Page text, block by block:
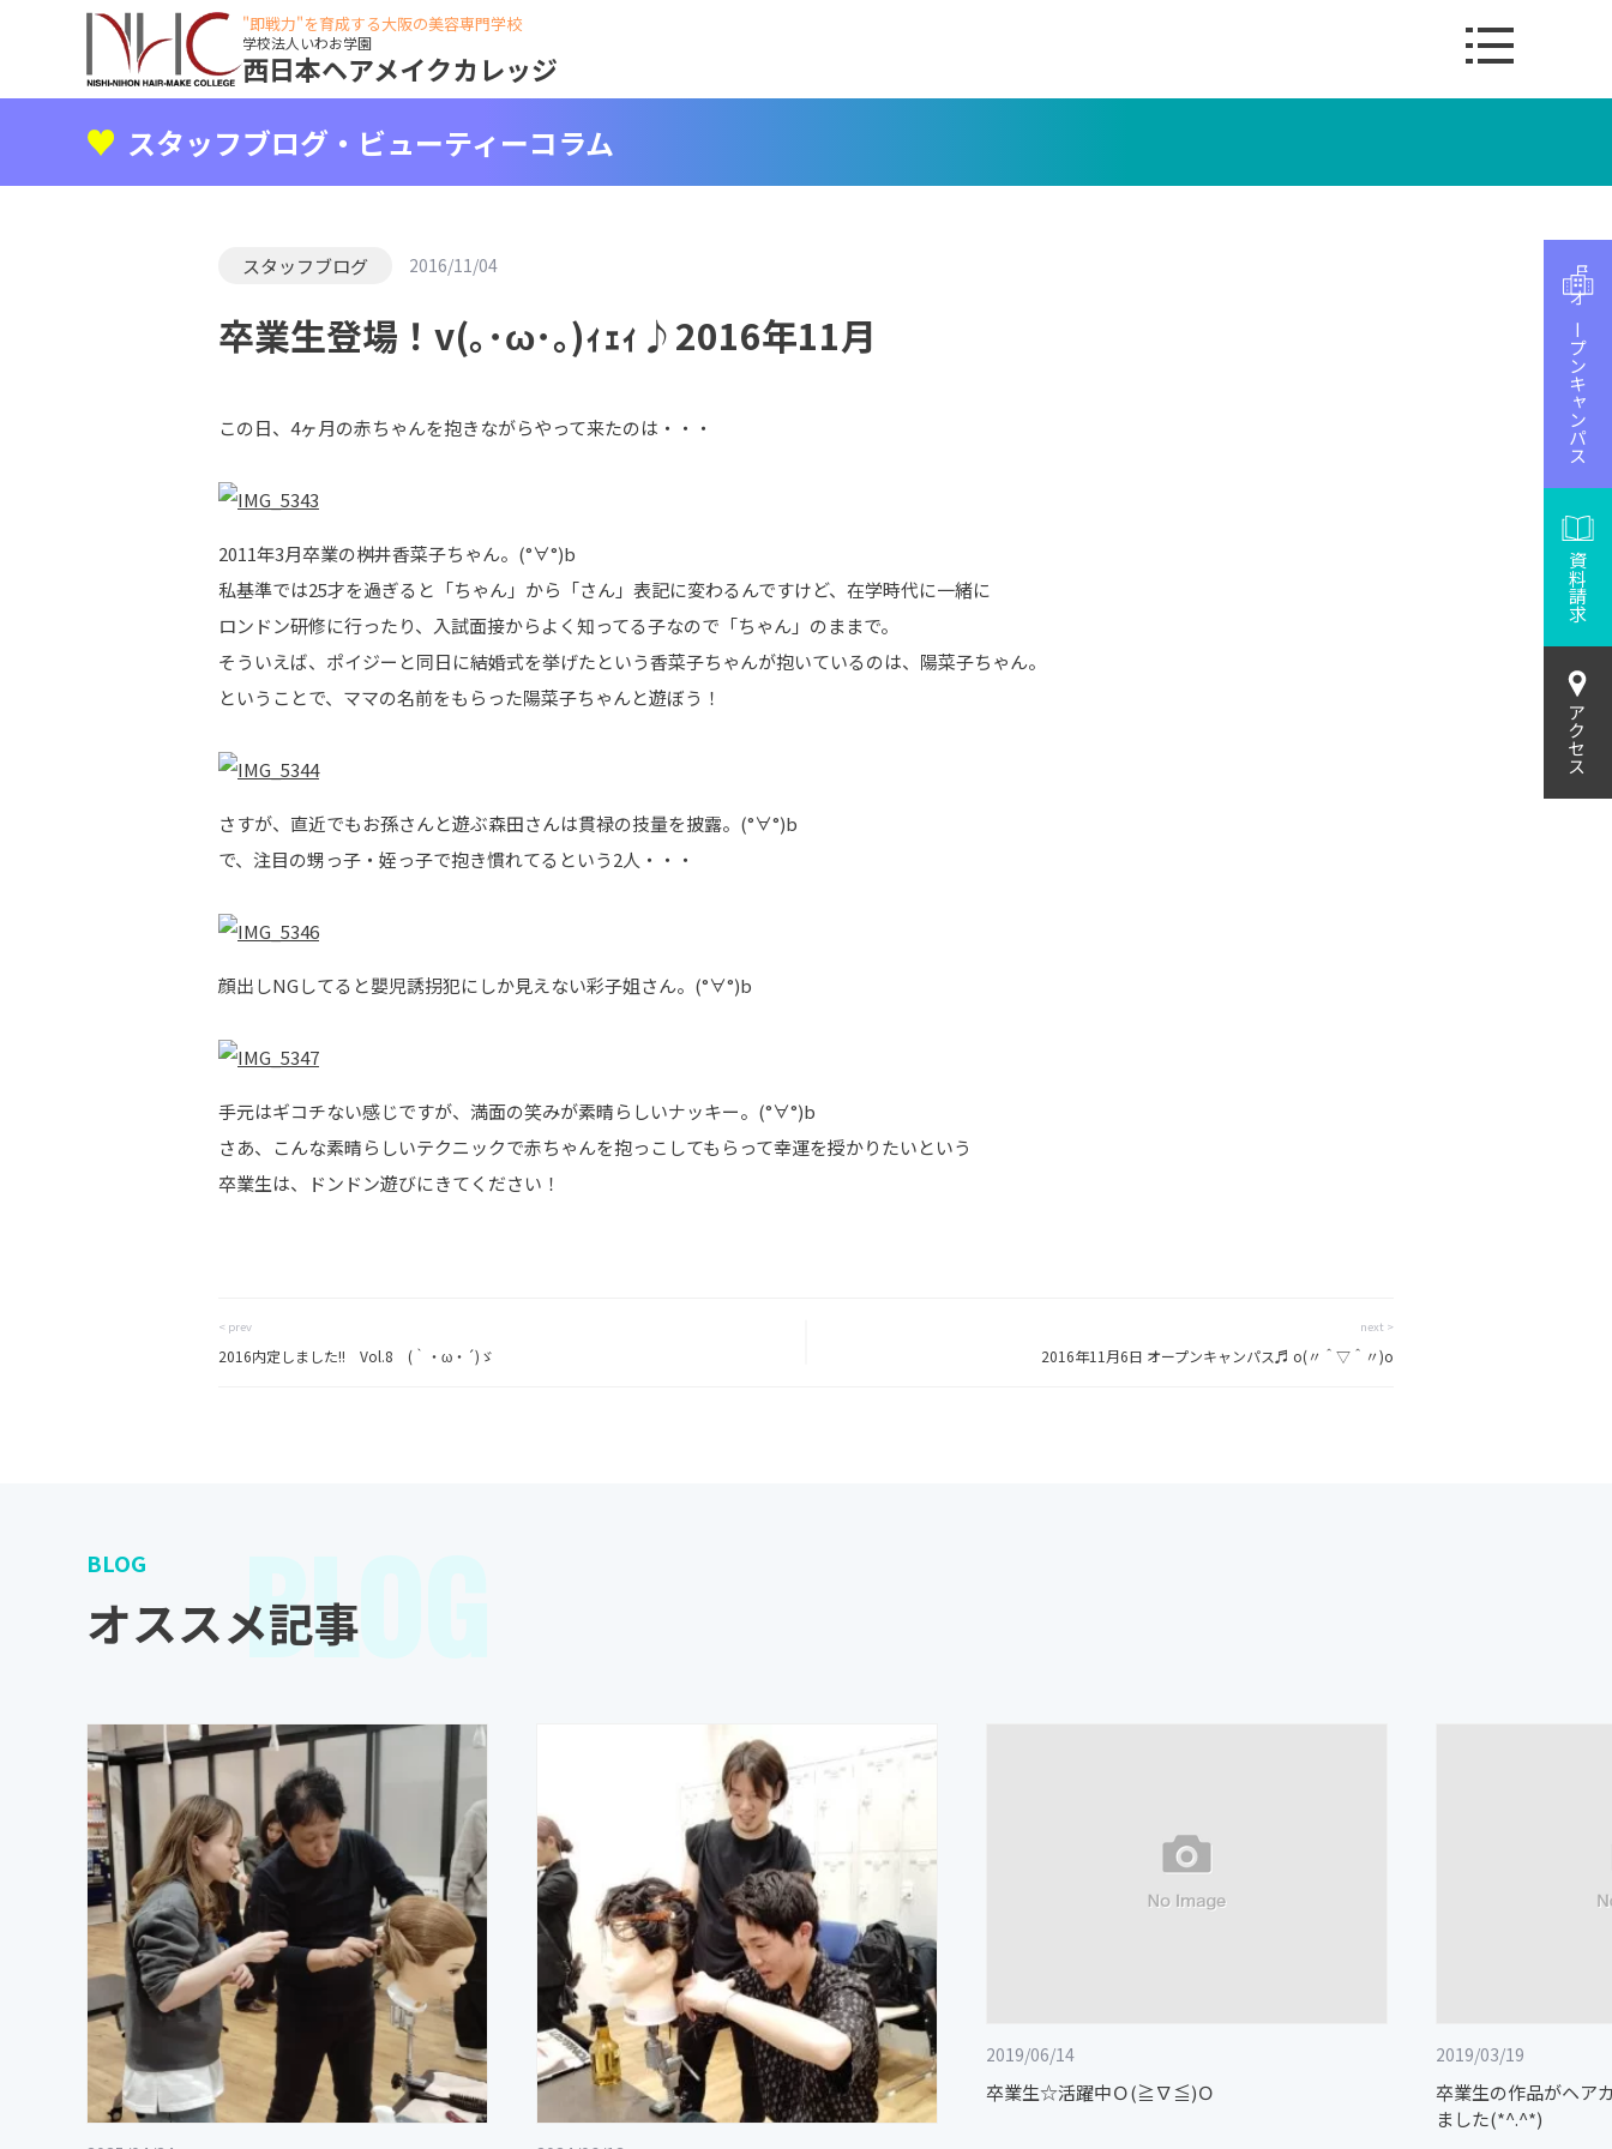
"即戦力"を育成する大阪の美容専門学校
学校法人いわお学園
西日本ヘアメイクカレッジ
オープンキャンパス
資料請求
アクセス
スタッフブログ・ビューティーコラム
スタッフブログ 2016/11/04
卒業生登場！v(｡･ω･｡)ｨｪｨ♪2016年11月
この日、4ヶ月の赤ちゃんを抱きながらやって来たのは・・・
2011年3月卒業の桝井香菜子ちゃん。(°∀°)b
私基準では25才を過ぎると「ちゃん」から「さん」表記に変わるんですけど、在学時代に一緒に
ロンドン研修に行ったり、入試面接からよく知ってる子なので「ちゃん」のままで。
そういえば、ポイジーと同日に結婚式を挙げたという香菜子ちゃんが抱いているのは、陽菜子ちゃん。
ということで、ママの名前をもらった陽菜子ちゃんと遊ぼう！
さすが、直近でもお孫さんと遊ぶ森田さんは貫禄の技量を披露。(°∀°)b
で、注目の甥っ子・姪っ子で抱き慣れてるという2人・・・
顔出しNGしてると嬰児誘拐犯にしか見えない彩子姐さん。(°∀°)b
手元はギコチない感じですが、満面の笑みが素晴らしいナッキー。(°∀°)b
さあ、こんな素晴らしいテクニックで赤ちゃんを抱っこしてもらって幸運を授かりたいという
卒業生は、ドンドン遊びにきてください！
< prev
2016内定しました!! Vol.8 (｀・ω・´)ゞ
next >
2016年11月6日 オープンキャンパス♬ o(〃＾▽＾〃)o
BLOG
オススメ記事
BLOG
2019/06/14
卒業生☆活躍中Ｏ(≧∇≦)Ｏ
2019/03/19
卒業生の作品がヘア
ました(*^.^*)